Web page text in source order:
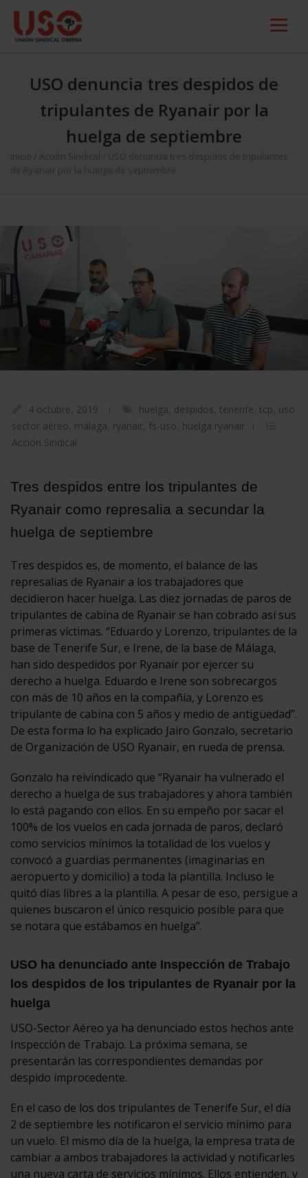
USO denuncia tres despidos de
tripulantes de Ryanair por la
huelga de septiembre
Inicio Acción Sindical
USO denuncia tres despidos de tripulantes
de Ryanair por la huelga de septiembre
4 octubre, 2019 huelga, despidos, tenerife, tcp, uso
sector aéreo, málaga, ryanair, fs-uso, huelga ryanair
Acción Sindical
Tres despidos entre los tripulantes de
Ryanair como represalia a secundar la
huelga de septiembre
Tres despidos es, de momento, el balance de las
represalias de Ryanair a los trabajadores que
decidieron hacer huelga. Las diez jornadas de paros de
tripulantes de cabina de Ryanair se han cobrado así sus
primeras víctimas. “Eduardo y Lorenzo, tripulantes de la
base de Tenerife Sur, e Irene, de la base de Málaga,
han sido despedidos por Ryanair por ejercer su
derecho a huelga. Eduardo e Irene son sobrecargos
con más de 10 años en la compañía, y Lorenzo es
tripulante de cabina con 5 años y medio de antigüedad”.
De esta forma lo ha explicado Jairo Gonzalo, secretario
de Organización de USO Ryanair, en rueda de prensa.
Gonzalo ha reivindicado que “Ryanair ha vulnerado el
derecho a huelga de sus trabajadores y ahora también
lo está pagando con ellos. En su empeño por sacar el
100% de los vuelos en cada jornada de paros, declaró
como servicios mínimos la totalidad de los vuelos y
convocó a guardias permanentes (imaginarias en
aeropuerto y domicilio) a toda la plantilla. Incluso le
quitó días libres a la plantilla. A pesar de eso, persigue a
quienes buscaron el único resquicio posible para que
se notara que estábamos en huelga”.
USO ha denunciado ante Inspección de Trabajo
los despidos de los tripulantes de Ryanair por la
huelga
USO-Sector Aéreo ya ha denunciado estos hechos ante
Inspección de Trabajo. La próxima semana, se
presentarán las correspondientes demandas por
despido improcedente.
En el caso de los dos tripulantes de Tenerife Sur, el día
2 de septiembre les notificaron el servicio mínimo para
un vuelo. El mismo día de la huelga, la empresa trata de
cambiar a ambos trabajadores la actividad y notificarles
una nueva carta de servicios mínimos. Ellos entienden, y